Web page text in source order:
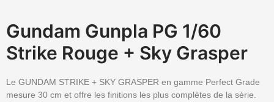
Gundam Gunpla PG 1/60
Strike Rouge + Sky Grasper
Le GUNDAM STRIKE + SKY GRASPER en gamme Perfect Grade
mesure 30 cm et offre les finitions les plus complètes de la série.